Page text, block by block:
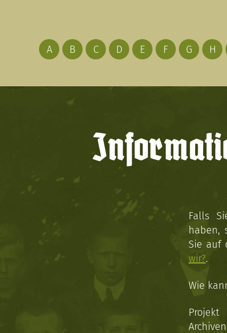
A B C D E F G H
Falls
haben,
Sie auf
wir?.
Wie